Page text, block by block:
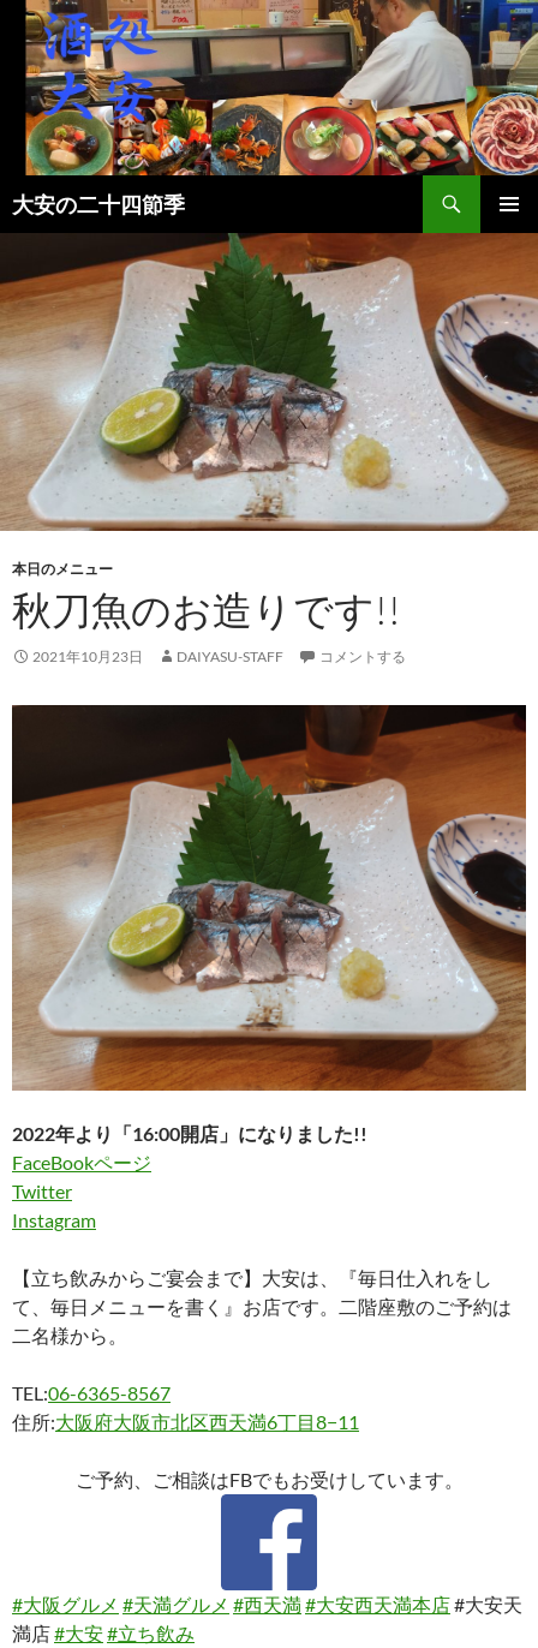
大安の二十四節季
検
索
テ
ン
ツ
へ
キ
ッ
本日のメニュー
秋刀魚のお造りです!!
2021年10月23日 DAIYASU-STAFF コメントする
2022年より「16:00開店」になりました!!
FaceBookページ
Twitter
Instagram
【立ち飲みからご宴会まで】大安は、『毎日仕入れをし
て、毎日メニューを書く』お店です。二階座敷のご予約は
二名様から。
TEL:06-6365-8567
住所:大阪府大阪市北区西天満6丁目8−11
ご予約、ご相談はFBでもお受けしています。
#大阪グルメ #天満グルメ #西天満#大安西天満本店#大安天
満店#大安#立ち飲み